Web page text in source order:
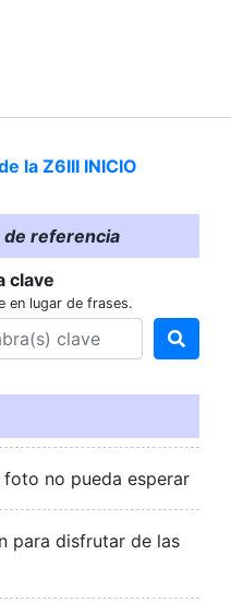
la Z6III INICIO
de referencia
clave
en lugar de frases.
no pueda esperar
para disfrutar de las